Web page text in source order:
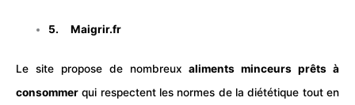
5.Maigrir.fr
Le site propose de nombreuxaliments minceurs prêts à
consommer qui respectent les normes de la diététique tout en